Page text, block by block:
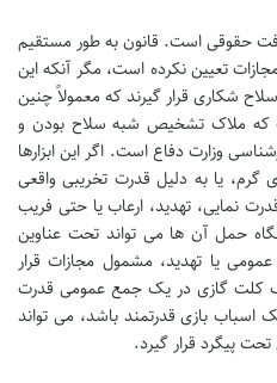
حقوقی است. قانون به طور مستقیم
تعیین نکرده است، مگر آنکه این
شکاری قرار گیرند که معمولاً چنین
که ملاک تشخیص شبه سلاح بودن و
وزارت دفاع است. اگر این ابزارها
یا به دلیل قدرت تخریبی واقعی
نمایی، تهدید، ارعاب یا حتی فریب
حمل آن ها می تواند تحت عناوین
یا تهدید، مشمول مجازات قرار
کلت گازی در یک جمع عمومی قدرت
بازی قدرتمند باشد، می تواند
پیگرد قرار گیرد.